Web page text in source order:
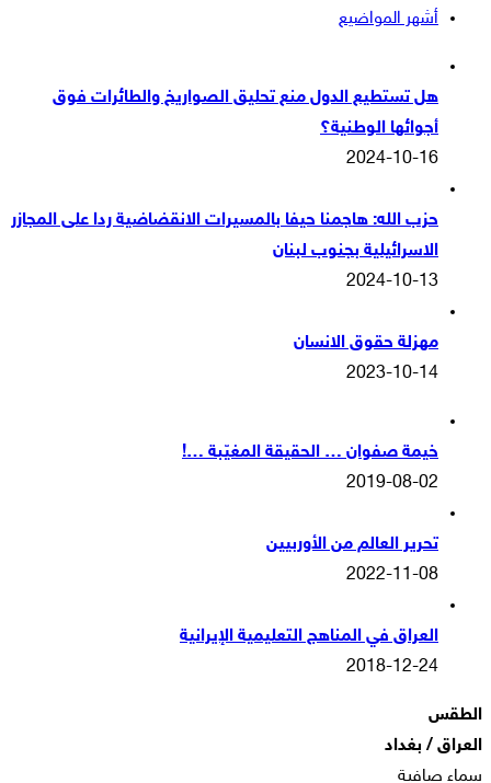
أشهر المواضيع
هل تستطيع الدول منع تحليق الصواريخ والطائرات فوق
أجوائها الوطنية؟
2024-10-16
حزب الله: هاجمنا حيفا بالمسيرات الانقضاضية ردا على المجازر
الاسرائيلية بجنوب لبنان
2024-10-13
مهزلة حقوق الانسان
2023-10-14
خيمة صفوان … الحقيقة المغيّبة …!
2019-08-02
تحرير العالم من الأوربيين
2022-11-08
العراق في المناهج التعليمية الإيرانية
2018-12-24
الطقس
العراق / بغداد
سماء صافية